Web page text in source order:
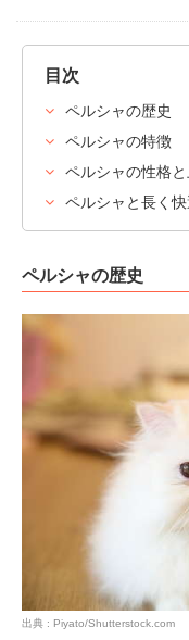
目次
ペルシャの歴史
ペルシャの特徴
ペルシャの性格
ペルシャと長く
ペルシャの歴史
出典 : Piyato/Shutterstock.com